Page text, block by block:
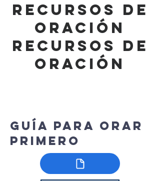
RECURSOS DE
ORACIÓN
RECURSOS DE
ORACIÓN
Guía para orar
primero